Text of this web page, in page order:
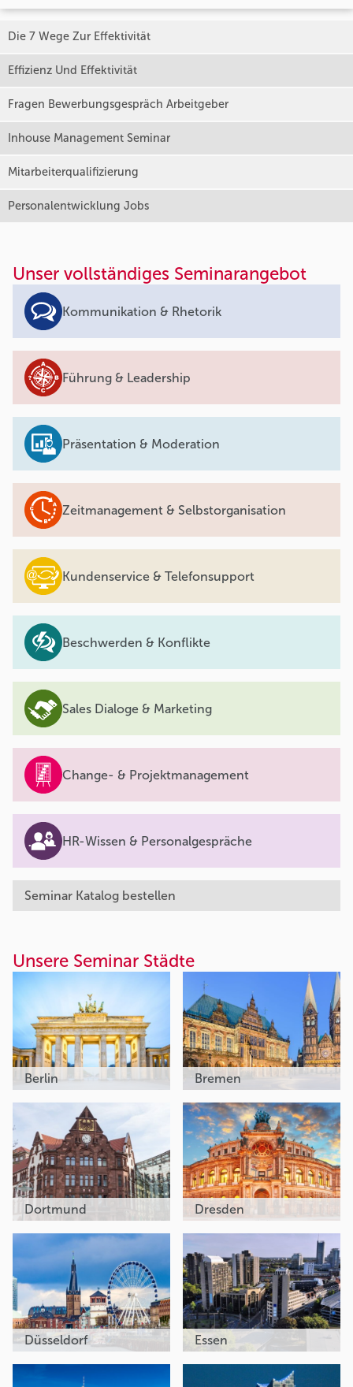
Die 7 Wege Zur Effektivität
Effizienz Und Effektivität
Fragen Bewerbungsgespräch Arbeitgeber
Inhouse Management Seminar
Mitarbeiterqualifizierung
Personalentwicklung Jobs
Unser vollständiges Seminarangebot
Kommunikation & Rhetorik
Führung & Leadership
Präsentation & Moderation
Zeitmanagement & Selbstorganisation
Kundenservice & Telefonsupport
Beschwerden & Konflikte
Sales Dialoge & Marketing
Change- & Projektmanagement
HR-Wissen & Personalgespräche
Seminar Katalog bestellen
Unsere Seminar Städte
Berlin Bremen
Dortmund Dresden
Düsseldorf Essen